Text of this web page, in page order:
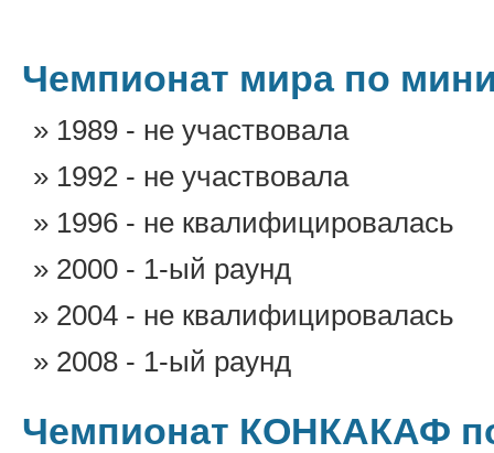
Чемпионат мира по
1989 - не участвовала
1992 - не участвовала
1996 - не квалифицировалась
2000 - 1-ый раунд
2004 - не квалифицировалась
2008 - 1-ый раунд
Чемпионат КОНКАКАФ